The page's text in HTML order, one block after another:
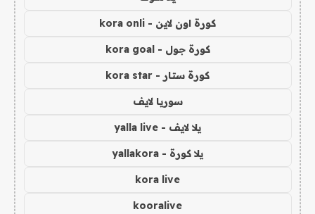
كورة اون لاين - kora onli
كورة جول - kora goal
كورة ستار - kora star
سوريا لايف
يلا لايف - yalla live
يلا كورة - yallakora
kora live
kooralive